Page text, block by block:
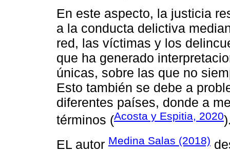
En este aspecto, la justicia
a la conducta delictiva
red, las víctimas y los
que ha generado
únicas, sobre las que no
Esto también se debe a
diferentes países, donde a
términos (Acosta y Espitia, 2020
EL autor Medina Salas (2018)